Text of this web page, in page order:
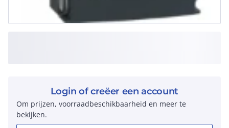
Login of creëer een account
Om prijzen, voorraadbeschikbaarheid en meer te
bekijken.